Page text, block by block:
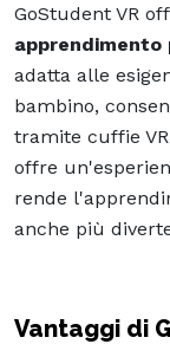
GoStudent VR
apprendimento
adatta alle
bambino,
tramite cuffie
offre
rende
anche più
Vantaggi di